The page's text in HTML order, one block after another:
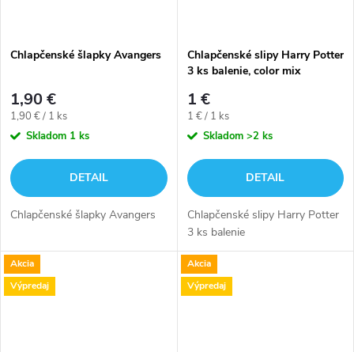
Chlapčenské šlapky Avangers
1,90 €
Jednotková
cena:
1,90 € / 1 ks
Skladom 1 ks
DETAIL
Chlapčenské šlapky Avangers
Chlapčenské slipy Harry Potter
3 ks balenie, color mix
1 €
Jednotková
cena:
1 € / 1 ks
Skladom >2 ks
DETAIL
Chlapčenské slipy Harry Potter
3 ks balenie
Akcia
Výpredaj
Akcia
Výpredaj